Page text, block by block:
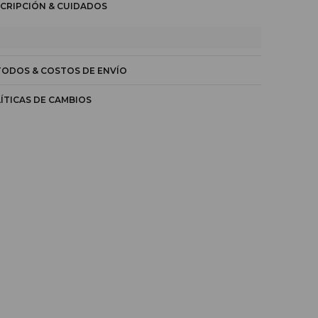
& CUIDADOS
& COSTOS DE ENVÍO
DE CAMBIOS